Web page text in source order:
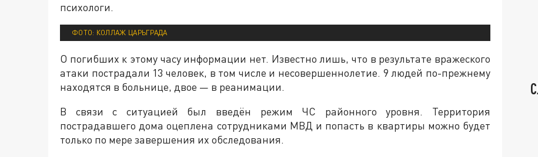
психологи.
ФОТО: КОЛЛАЖ ЦАРЬГРАДА
О погибших к этому часу информации нет. Известно лишь, что в результате вражеского
атаки пострадали 13 человек, в том числе и несовершеннолетие. 9 людей по-прежнему
находятся в больнице, двое — в реанимации.
В связи с ситуацией был введён режим ЧС районного уровня. Территория
пострадавшего дома оцеплена сотрудниками МВД и попасть в квартиры можно будет
только по мере завершения их обследования.